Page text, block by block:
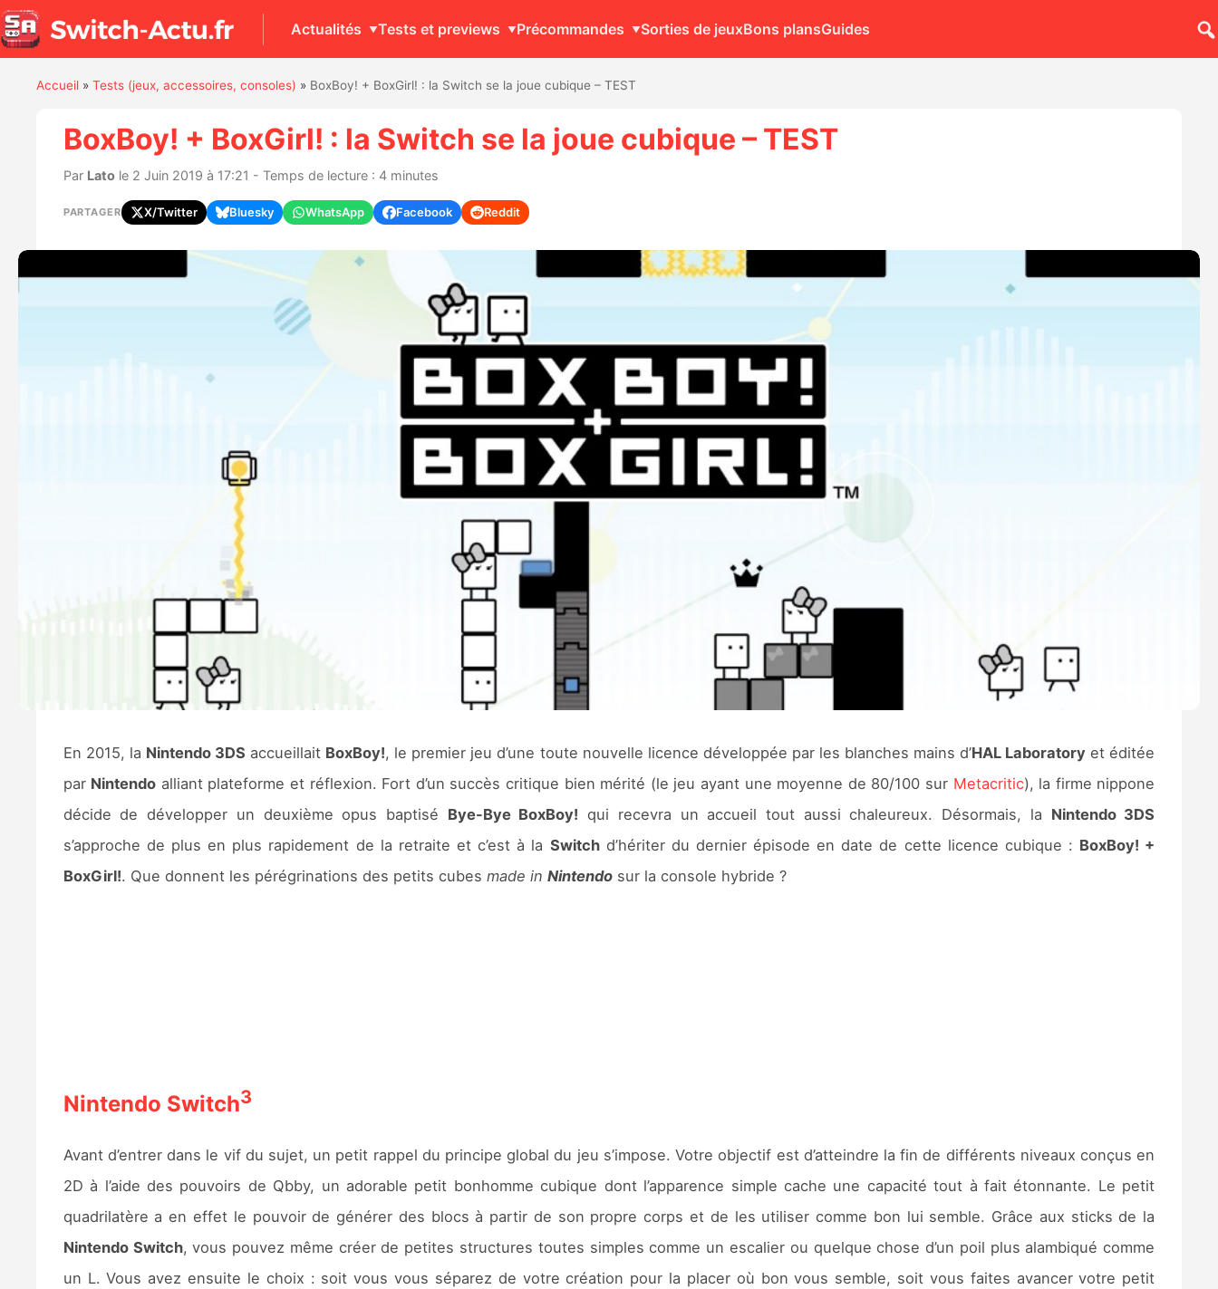
Actualités Tests et previews Précommandes Sorties de jeuxBons plansGuides
Accueil» Tests (jeux, accessoires, consoles) » BoxBoy! + BoxGirl! : la Switch se la joue cubique – TEST
BoxBoy! + BoxGirl! : la Switch se la joue cubique – TEST
Par Latole 2 Juin 2019 à 17:21 - Temps de lecture : 4 minutes
PARTAGER X/Twitter Bluesky WhatsApp Facebook Reddit
En 2015, la Nintendo 3DS accueillait BoxBoy!, le premier jeu d’une toute nouvelle licence développée par les blanches mains d’HAL Laboratory et éditée
par Nintendo alliant plateforme et réflexion. Fort d’un succès critique bien mérité (le jeu ayant une moyenne de 80/100 sur Metacritic), la firme nippone
décide de développer un deuxième opus baptisé Bye-Bye BoxBoy! qui recevra un accueil tout aussi chaleureux. Désormais, la Nintendo 3DS
s’approche de plus en plus rapidement de la retraite et c’est à la Switchd’hériter du dernier épisode en date de cette licence cubique : BoxBoy! +
BoxGirl!. Que donnent les pérégrinations des petits cubes made in Nintendosur la console hybride ?
Nintendo Switch3
Avant d’entrer dans le vif du sujet, un petit rappel du principe global du jeu s’impose. Votre objectif est d’atteindre la fin de différents niveaux conçus en
2D à l’aide des pouvoirs de Qbby, un adorable petit bonhomme cubique dont l’apparence simple cache une capacité tout à fait étonnante. Le petit
quadrilatère a en effet le pouvoir de générer des blocs à partir de son propre corps et de les utiliser comme bon lui semble. Grâce aux sticks de la
Nintendo Switch, vous pouvez même créer de petites structures toutes simples comme un escalier ou quelque chose d’un poil plus alambiqué comme
un L. Vous avez ensuite le choix : soit vous vous séparez de votre création pour la placer où bon vous semble, soit vous faites avancer votre petit